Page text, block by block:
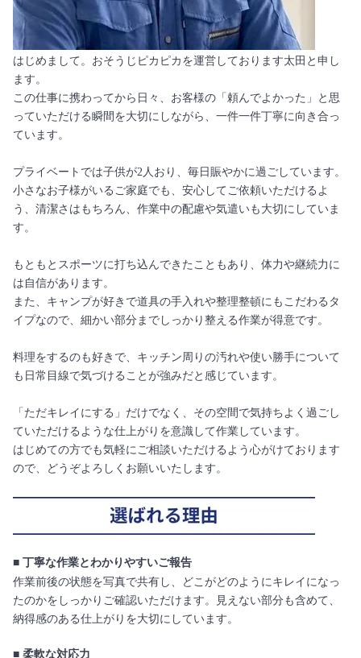
はじめまして。おそうじピカピカを運営しております太田と申し
ます。
この仕事に携わってから日々、お客様の「頼んでよかった」と思
っていただける瞬間を大切にしながら、一件一件丁寧に向き合っ
ています。
プライベートでは子供が2人おり、毎日賑やかに過ごしています。
小さなお子様がいるご家庭でも、安心してご依頼いただけるよ
う、清潔さはもちろん、作業中の配慮や気遣いも大切にしていま
す。
もともとスポーツに打ち込んできたこともあり、体力や継続力に
は自信があります。
また、キャンプが好きで道具の手入れや整理整頓にもこだわるタ
イプなので、細かい部分までしっかり整える作業が得意です。
料理をするのも好きで、キッチン周りの汚れや使い勝手について
も日常目線で気づけることが強みだと感じています。
「ただキレイにする」だけでなく、その空間で気持ちよく過ごし
ていただけるような仕上がりを意識して作業しています。
はじめての方でも気軽にご相談いただけるよう心がけております
ので、どうぞよろしくお願いいたします。
■ 丁寧な作業とわかりやすいご報告
作業前後の状態を写真で共有し、どこがどのようにキレイになっ
たのかをしっかりご確認いただけます。見えない部分も含めて、
納得感のある仕上がりを大切にしています。
■ 柔軟な対応力